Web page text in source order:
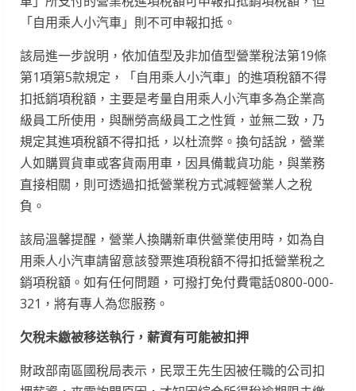
「自用乘人小汽車」則不可申報扣抵。
該局進一步說明，依加值型及非加值型營業稅法第19條
第1項第5款規定，「自用乘人小汽車」的進項稅額不得
扣抵銷項稅額，主要是考量自用乘人小汽車多為企業高
級員工所使用，與酬勞高級員工之性質，並無二致，乃
規定其進項稅額不得扣抵，以杜流弊。換句話說，營業
人如購買貨車或客貨兩用車，因具備載貨功能，與業務
直接相關，則可透過扣抵營業稅方式減輕營業人之稅
負。
該局溫馨提醒，營業人換購新車供營業使用時，如為自
用乘人小汽車請留意該發票進項稅額不得扣抵營業稅之
銷項稅額。如有任何問題，可撥打免付費電話0800-000-
321，將有專人為您服務。
欠稅未繳被移送執行，薪資有可能被扣押
財政部南區國稅局表示，民眾王先生因被任職的公司扣